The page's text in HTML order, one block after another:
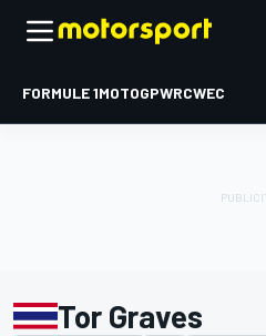
FORMULE 1MOTOGPWRCWEC
Tor Graves